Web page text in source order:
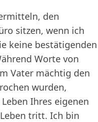
den
sitzen, wenn ich
keine bestätigenden
Worte von
Vater mächtig den
wurden,
Ihres eigenen
tritt. Ich bin